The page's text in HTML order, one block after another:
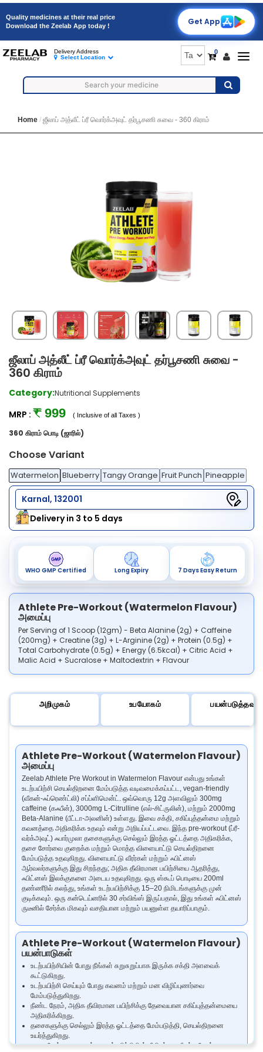
Quality medicines at their real price
Download the Zeelab App today !
Get App
0
Delivery Address
Select Location
Home ஜீலாப் அத்லீட் ப்ரீ வொர்க்அவுட் தர்பூசணி சுவை - 360 கிராம்
ஜீலாப் அத்லீட் ப்ரீ வொர்க்அவுட் தர்பூசணி சுவை -
360 கிராம்
Category:Nutritional Supplements
MRP : ₹ 999 ( Inclusive of all Taxes )
360 கிராம் பொடி (ஜாரில்)
Choose Variant
Watermelon Blueberry Tangy Orange Fruit Punch Pineapple
Karnal, 132001
Delivery in 3 to 5 days
WHO GMP Certified Long Expiry 7 Days Easy Return
Athlete Pre-Workout (Watermelon Flavour)
அமைப்பு
Per Serving of 1 Scoop (12gm) - Beta Alanine (2g) + Caffeine
(200mg) + Creatine (3g) + L-Arginine (2g) + Protein (0.5g) +
Total Carbohydrate (0.5g) + Energy (6.5kcal) + Citric Acid +
Malic Acid + Sucralose + Maltodextrin + Flavour
அறிமுகம் உபயோகம் பயன்படுத்தவும்
Athlete Pre-Workout (Watermelon Flavour)
அமைப்பு
Zeelab Athlete Pre Workout in Watermelon Flavour என்பது உங்கள்
உடற்பயிற்சி செயல்திறனை மேம்படுத்த வடிவமைக்கப்பட்ட, vegan-friendly
(வீகன்-ஃப்ரெண்ட்லி) சப்ப்ளிமென்ட். ஒவ்வொரு 12g அளவிலும் 300mg
caffeine (கஃபீன்), 3000mg L-Citrulline (எல்-சிட்ருலின்), மற்றும் 2000mg
Beta-Alanine (பீட்டா-அலனின்) உள்ளது. இவை சக்தி, சகிப்புத்தன்மை மற்றும்
கவனத்தை அதிகரிக்க உதவும் என்று அறியப்பட்டவை. இந்த pre-workout (ப்ரீ-
வர்க்அவுட்) ஃபார்முலா தசைகளுக்கு செல்லும் இரத்த ஓட்டத்தை அதிகரிக்க,
தசை சோர்வை குறைக்க மற்றும் மொத்த விளையாட்டு செயல்திறனை
மேம்படுத்த உதவுகிறது. விளையாட்டு வீரர்கள் மற்றும் ஃபிட்னஸ்
ஆர்வலர்களுக்கு இது சிறந்தது; அதிக தீவிரமான பயிற்சியை ஆதரித்து,
ஃபிட்னஸ் இலக்குகளை அடைய உதவுகிறது. ஒரு ஸ்கூப் பொடியை 200ml
தண்ணீரில் கலந்து, உங்கள் உடற்பயிற்சிக்கு 15–20 நிமிடங்களுக்கு முன்
குடிக்கவும். ஒரு கன்டெய்னரில் 30 சர்விங்ஸ் இருப்பதால், இது உங்கள் ஃபிட்னஸ்
ருடீனில் சேர்க்க மிகவும் வசதியான மற்றும் பயனுள்ள தயாரிப்பாகும்.
Athlete Pre-Workout (Watermelon Flavour)
பயன்பாடுகள்
உடற்பயிற்சியின் போது நீங்கள் சுறுசுறுப்பாக இருக்க சக்தி அளவைக்
கூட்டுகிறது.
உடற்பயிற்சி செய்யும் போது கவனம் மற்றும் மன விழிப்புணர்வை
மேம்படுத்துகிறது.
நீண்ட நேரம், அதிக தீவிரமான பயிற்சிக்கு தேவையான சகிப்புத்தன்மையை
அதிகரிக்கிறது.
தசைகளுக்கு செல்லும் இரத்த ஓட்டத்தை மேம்படுத்தி, செயல்திறனை
உயர்த்துகிறது.
தசை சோர்வை குறைத்து, உடற்பயிற்சியின் தீவிரத்தை நீண்ட நேரம்